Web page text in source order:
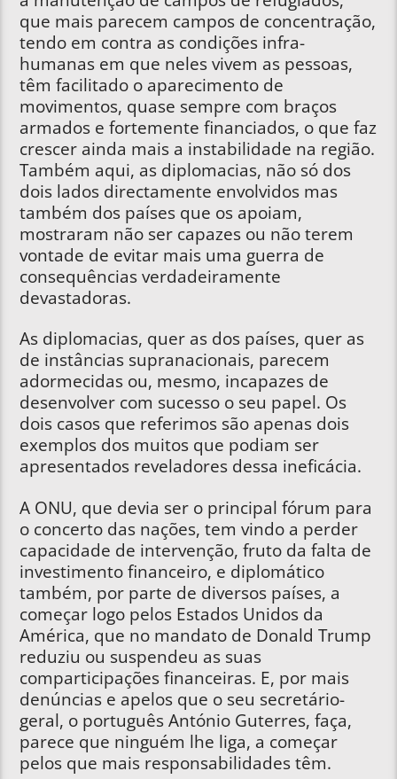
que mais parecem campos de concentração,
tendo em contra as condições infra-
humanas em que neles vivem as pessoas,
têm facilitado o aparecimento de
movimentos, quase sempre com braços
armados e fortemente financiados, o que faz
crescer ainda mais a instabilidade na região.
Também aqui, as diplomacias, não só dos
dois lados directamente envolvidos mas
também dos países que os apoiam,
mostraram não ser capazes ou não terem
vontade de evitar mais uma guerra de
consequências verdadeiramente
devastadoras.
As diplomacias, quer as dos países, quer as
de instâncias supranacionais, parecem
adormecidas ou, mesmo, incapazes de
desenvolver com sucesso o seu papel. Os
dois casos que referimos são apenas dois
exemplos dos muitos que podiam ser
apresentados reveladores dessa ineficácia.
A ONU, que devia ser o principal fórum para
o concerto das nações, tem vindo a perder
capacidade de intervenção, fruto da falta de
investimento financeiro, e diplomático
também, por parte de diversos países, a
começar logo pelos Estados Unidos da
América, que no mandato de Donald Trump
reduziu ou suspendeu as suas
comparticipações financeiras. E, por mais
denúncias e apelos que o seu secretário-
geral, o português António Guterres, faça,
parece que ninguém lhe liga, a começar
pelos que mais responsabilidades têm.